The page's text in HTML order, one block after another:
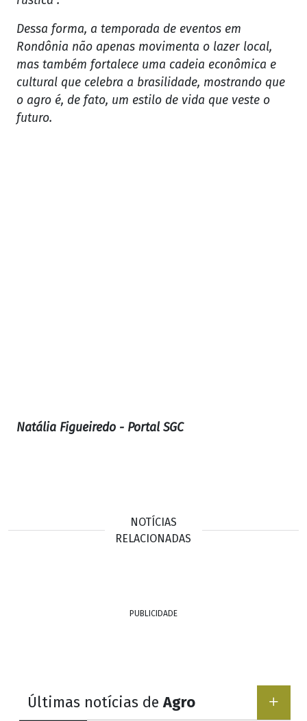
Dessa forma, a temporada de eventos em
Rondônia não apenas movimenta o lazer local,
mas também fortalece uma cadeia econômica e
cultural que celebra a brasilidade, mostrando que
o agro é, de fato, um estilo de vida que veste o
futuro.
Natália Figueiredo - Portal SGC
NOTÍCIAS
RELACIONADAS
PUBLICIDADE
Últimas notícias deAgro